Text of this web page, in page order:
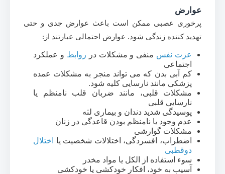
عوارض
پرخوری عصبی ممکن است باعث عوارض جدی و حتی
تهدید کننده زندگی شود. عوارض احتمالی عبارتند از:
عزت نفس منفی و مشکلات در روابط و عملکرد
اجتماعی
کم آبی بدن که می تواند منجر به مشکلات عمده
پزشکی مانند نارسایی کلیه شود.
مشکلات قلبی، مانند ضربان قلب نامنظم یا
نارسایی قلبی
پوسیدگی شدید دندان و بیماری لثه
عدم وجود یا نامنظم بودن قاعدگی در زنان
مشکلات گوارشی
اضطراب، افسردگی، اختلالات شخصیت یا
اختلال
دوقطبی
سوء استفاده از الکل یا مواد مخدر
آسیب به خود، افکار خودکشی یا خودکشی